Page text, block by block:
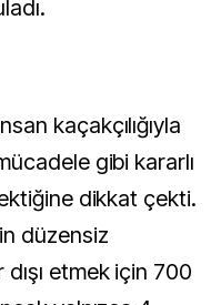
kaçakçılığıyla
gibi kararlı
dikkat çekti.
düzensiz
etmek için 700